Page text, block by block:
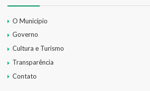
O Município
Governo
Cultura e Turismo
Transparência
Contato